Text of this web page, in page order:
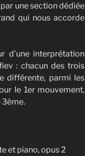
une section dédiée
qui nous accorde
d’une interprétation
: chacun des trois
différente, parmi les
le 1er mouvement,
3ème.
et piano, opus 2